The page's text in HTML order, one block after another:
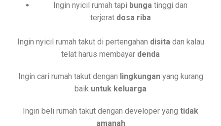
Ingin nyicil rumah tapi bunga tinggi dan
terjerat dosa riba
Ingin nyicil rumah takut di pertengahan disita dan kalau
telat harus membayar denda
Ingin cari rumah takut dengan lingkungan yang kurang
baik untuk keluarga
Ingin beli rumah takut dengan developer yang tidak
amanah